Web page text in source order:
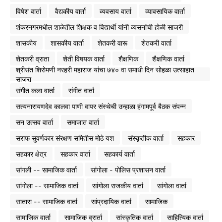
विषेश वार्ता
वैद्यकीय वार्ता व्यवसाय वार्ता
व्यावसायिक वार्ता
शंकरनगरमधील शाळेतील शिक्षक व विद्यार्थी यांनी व्यसनांची होळी साजरी
शासकीय
शासकीय वार्ता शेतकरी वारू
शेतकरी वार्ता
शेतकरी व्राता
शेती विषयक वार्ता शैक्षणिक
शैक्षणिक वार्ता
श्रीसंत शिरोमणी नरहरी महाराज यांचा ७४० वा समाधी दिन सोहळा उत्साहात
साजरा
संगीत कला वार्ता
संगीत वार्ता
सत्यनारायणदेव कालवा पाणी वापर संस्थेची उन्हाळा हंगामपूर्व बैठक संपन्न
सन उत्सव वार्ता
समाजात वार्ता
सराफ सुवर्णकार संरक्षण समितीस मोठे यश
संस्कृतीक वार्ता
सहकार
सहकार क्षेत्र
सहकार वार्ता
सहकार्य वार्ता
सांगली -- सामाजिक वार्ता
सांगोला - पोलिस प्रशासन वार्ता
सांगोला -- सामाजिक वार्ता
सांगोला राजकीय वार्ता
सांगोला वार्ता
सातारा -- सामाजिक वार्ता
सांप्रदायिक वार्ता
सामाजिक
सामाजिक वार्ता
सामाजिक व्रार्ता सांस्कृतिक वार्ता
साहित्यिक वार्ता